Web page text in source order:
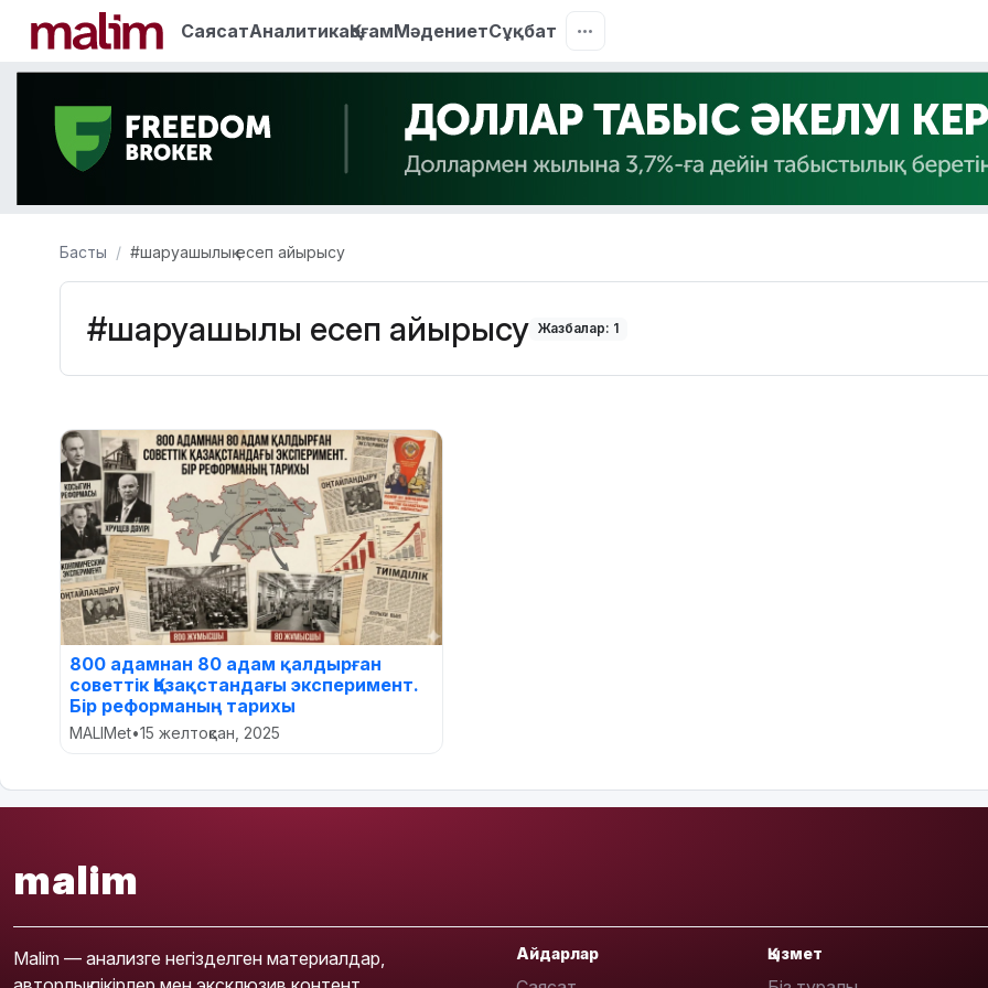
СаясатАналитикаҚоғамМәдениетСұқбат
Басты #шаруашылық есеп айырысу
#шаруашылық есеп айырысу Жазбалар: 1
800 адамнан 80 адам қалдырған
советтік Қазақстандағы эксперимент.
Бір реформаның тарихы
MALIMet•15 желтоқсан, 2025
malim
Malim — анализге негізделген материалдар,
Айдарлар Қызмет